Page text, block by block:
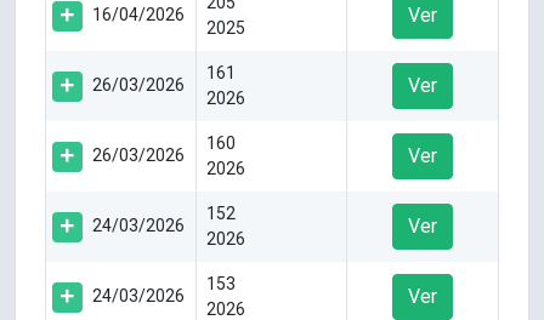
16/04/2026
2025
Ver
26/03/2026
161
2026
Ver
26/03/2026
160
2026
Ver
24/03/2026
152
2026
Ver
24/03/2026
153
2026
Ver